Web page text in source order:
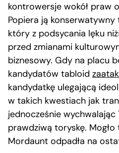
kontrowersje wokół praw
Popiera ją konserwatywny
który z podsycania lęku
przed zmianami
biznesowy. Gdy na placu
kandydatów tabloid
kandydatkę ulegającą
w takich kwestiach jak
jednocześnie wychwalając
prawdziwą toryskę.
Mordaunt odpadła na